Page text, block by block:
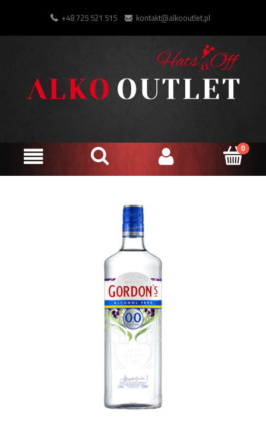
+48 725 521 515 kontakt@alkooutlet.pl